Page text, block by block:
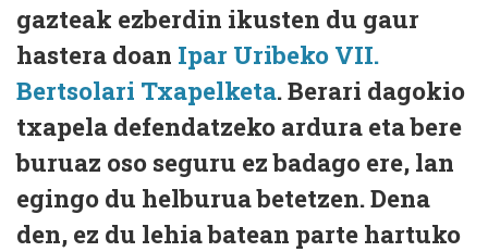
gazteak ezberdin ikusten du gaur
hastera doan Ipar Uribeko VII.
Bertsolari Txapelketa. Berari dagokio
txapela defendatzeko ardura eta bere
buruaz oso seguru ez badago ere, lan
egingo du helburua betetzen. Dena
den, ez du lehia batean parte hartuko